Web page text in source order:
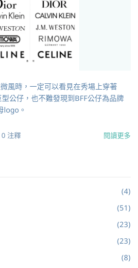
風時，一定可以看見在秀場上穿著
公仔，也不難發現到BFF公仔為品牌
logo。
0 注釋 閱讀更多
(4)
(51)
(23)
(23)
(8)